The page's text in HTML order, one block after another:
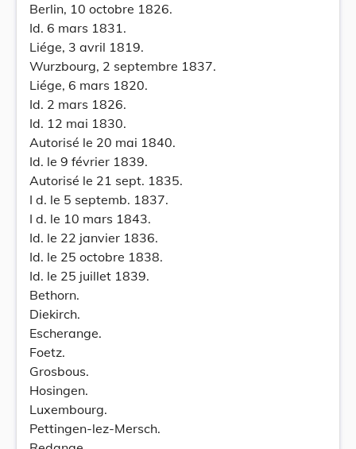
Berlin, 10 octobre 1826.
Id. 6 mars 1831.
Liége, 3 avril 1819.
Wurzbourg, 2 septembre 1837.
Liége, 6 mars 1820.
Id. 2 mars 1826.
Id. 12 mai 1830.
Autorisé le 20 mai 1840.
Id. le 9 février 1839.
Autorisé le 21 sept. 1835.
I d. le 5 septemb. 1837.
I d. le 10 mars 1843.
Id. le 22 janvier 1836.
Id. le 25 octobre 1838.
Id. le 25 juillet 1839.
Bethorn.
Diekirch.
Escherange.
Foetz.
Grosbous.
Hosingen.
Luxembourg.
Pettingen-lez-Mersch.